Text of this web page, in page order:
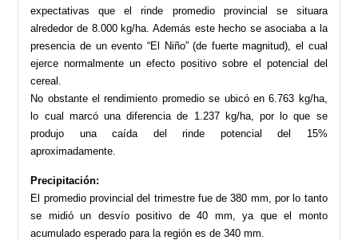
expectativas que el rinde promedio provincial se situara
alrededor de 8.000 kg/ha. Además este hecho se asociaba a la
presencia de un evento “El Niño” (de fuerte magnitud), el cual
ejerce normalmente un efecto positivo sobre el potencial del
cereal.
No obstante el rendimiento promedio se ubicó en 6.763 kg/ha,
lo cual marcó una diferencia de 1.237 kg/ha, por lo que se
produjo una caída del rinde potencial del 15%
aproximadamente.
Precipitación:
El promedio provincial del trimestre fue de 380 mm, por lo tanto
se midió un desvío positivo de 40 mm, ya que el monto
acumulado esperado para la región es de 340 mm.